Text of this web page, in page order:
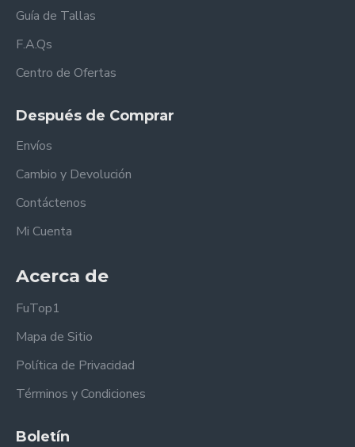
Guía de Tallas
F.A.Qs
Centro de Ofertas
Después de Comprar
Envíos
Cambio y Devolución
Contáctenos
Mi Cuenta
Acerca de
FuTop1
Mapa de Sitio
Política de Privacidad
Términos y Condiciones
Boletín